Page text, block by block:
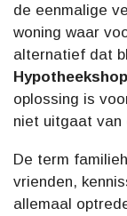
de eenmalige
woning waar
alternatief dat
Hypotheekshop
oplossing is
niet uitgaat van
De term
vrienden,
allemaal